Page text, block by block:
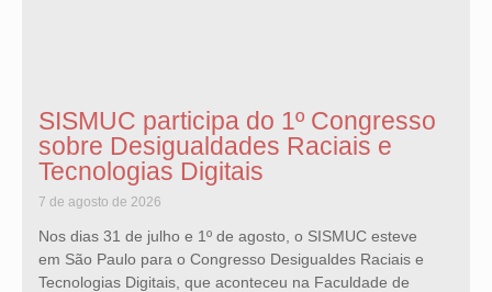
SISMUC participa do 1º Congresso
sobre Desigualdades Raciais e
Tecnologias Digitais
7 de agosto de 2026
Nos dias 31 de julho e 1º de agosto, o SISMUC esteve
em São Paulo para o Congresso Desigualdes Raciais e
Tecnologias Digitais, que aconteceu na Faculdade de